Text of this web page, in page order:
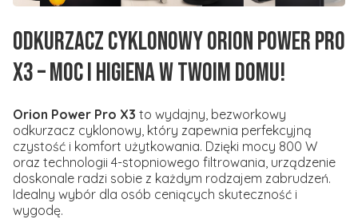
Odkurzacz cyklonowy Orion Power Pro
X3 – Moc i Higiena w Twoim Domu!
Orion Power Pro X3 to wydajny, bezworkowy
odkurzacz cyklonowy, który zapewnia perfekcyjną
czystość i komfort użytkowania. Dzięki mocy 800 W
oraz technologii 4-stopniowego filtrowania, urządzenie
doskonale radzi sobie z każdym rodzajem zabrudzeń.
Idealny wybór dla osób ceniących skuteczność i
wygodę.